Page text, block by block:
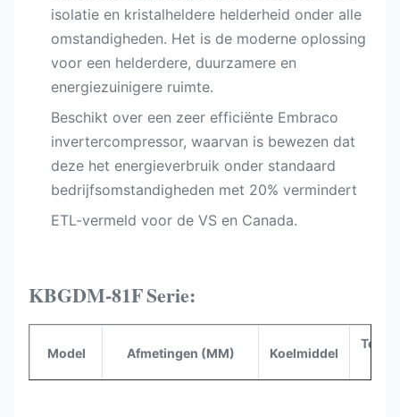
isolatie en kristalheldere helderheid onder alle
omstandigheden. Het is de moderne oplossing
voor een helderdere, duurzamere en
energiezuinigere ruimte.
Beschikt over een zeer efficiënte Embraco
invertercompressor, waarvan is bewezen dat
deze het energieverbruik onder standaard
bedrijfsomstandigheden met 20% vermindert
ETL-vermeld voor de VS en Canada.​
KBGDM-81FSerie:
Model Afmetingen (MM) Koelmiddel